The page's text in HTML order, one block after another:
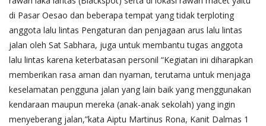
di Pasar Oesao dan beberapa tempat yang tidak terploting
anggota lalu lintas Pengaturan dan penjagaan arus lalu lintas
jalan oleh Sat Sabhara, juga untuk membantu tugas anggota
lalu lintas karena keterbatasan personil “Kegiatan ini diharapkan
memberikan rasa aman dan nyaman, terutama untuk menjaga
keselamatan pengguna jalan yang lain baik yang menggunakan
kendaraan maupun mereka (anak-anak sekolah) yang ingin
menyeberang jalan,”kata Aiptu Martinus Rona, Kanit Dalmas 1